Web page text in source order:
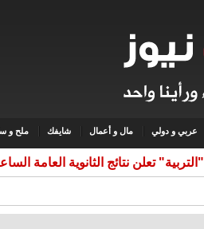
عربي و دولي مال و أعمال شايفك ملح و
"التربية" تعلن نتائج الثانوية العامة